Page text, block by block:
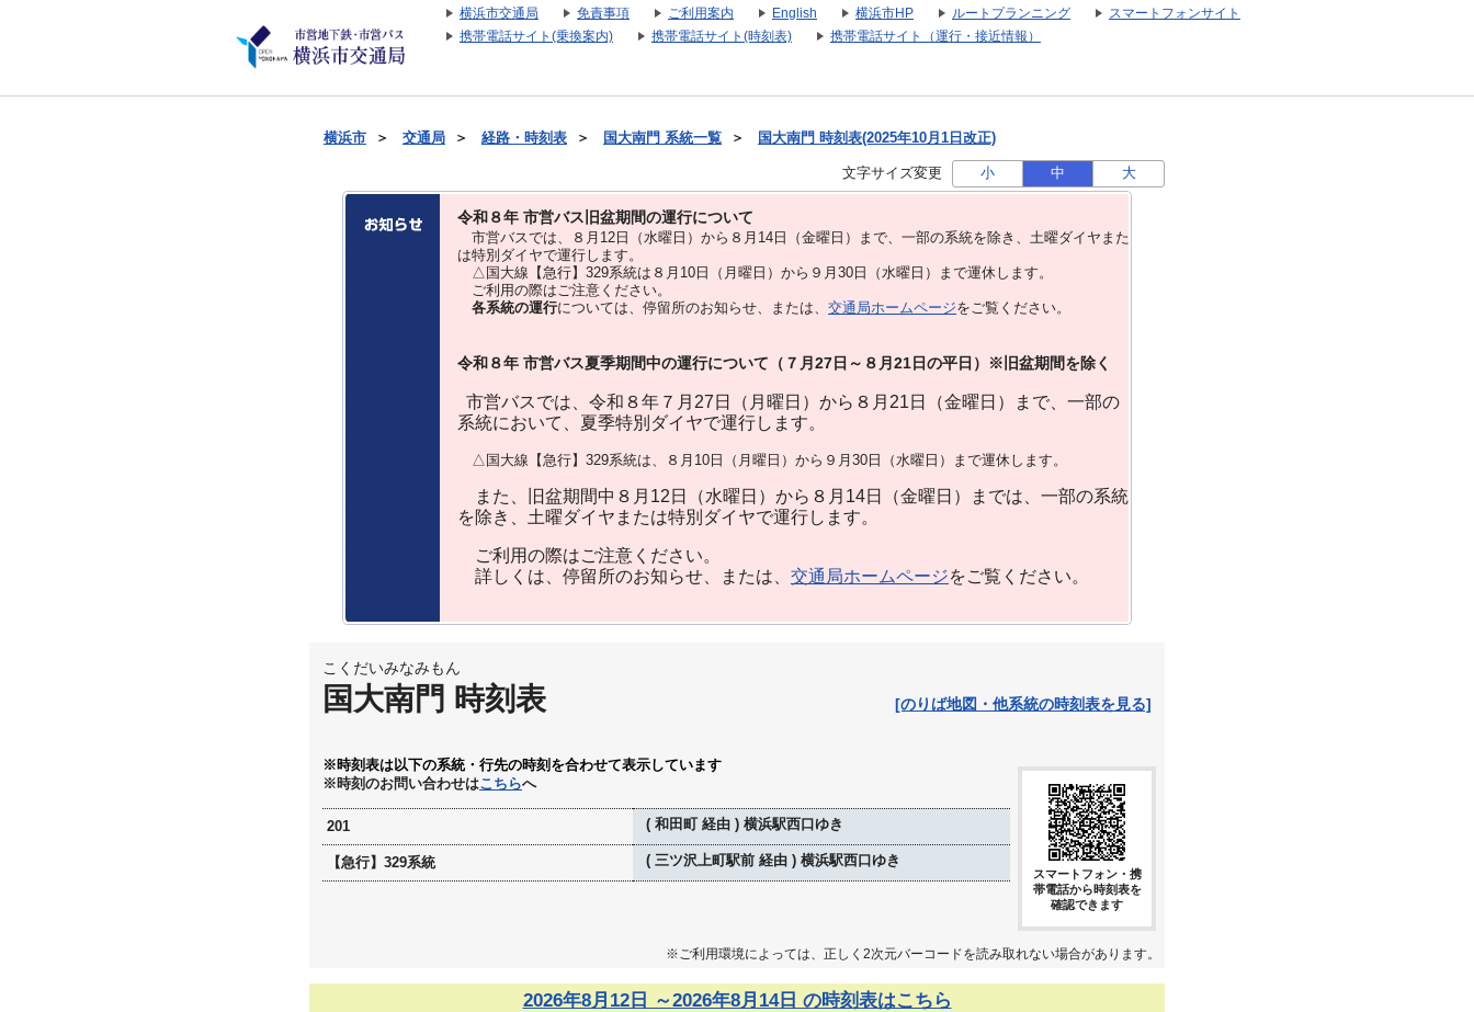
横浜市交通局 免責事項 ご利用案内 English 横浜市HP ルートプランニング
スマートフォンサイト
携帯電話サイト(乗換案内)
携帯電話サイト(時刻表) 携帯電話サイト（運行・接近情報）
横浜市 ＞ 交通局 ＞ 経路・時刻表 ＞ 国大南門 系統一覧 ＞ 国大南門 時刻表(2025年10月1日改正)
文字サイズ変更 小 中 大
令和８年 市営バス旧盆期間の運行について
市営バスでは、８⽉12⽇（水曜日）から８⽉14⽇（金曜日）まで、⼀部の系統を除き、⼟曜ダイヤまた
は特別ダイヤで運⾏します。
△国大線【急行】329系統は８月10日（月曜日）から９月30日（水曜日）まで運休します。
ご利用の際はご注意ください。
各系統の運行については、停留所のお知らせ、または、 交通局ホームページをご覧ください。
令和８年 市営バス夏季期間中の運行について（７月27日～８月21日の平日）※旧盆期間を除く
市営バスでは、令和８年７月27日（月曜日）から８月21日（金曜日）まで、一部の
系統において、夏季特別ダイヤで運行します。
△国大線【急行】329系統は、８月10日（月曜日）から９月30日（水曜日）まで運休します。
また、旧盆期間中８月12日（水曜日）から８月14日（金曜日）までは、一部の系統
を除き、土曜ダイヤまたは特別ダイヤで運行します。
ご利用の際はご注意ください。
詳しくは、停留所のお知らせ、または、 交通局ホームページをご覧ください。
こくだいみなみもん
国大南門 時刻表 [のりば地図・他系統の時刻表を見る]
※時刻表は以下の系統・行先の時刻を合わせて表示しています
※時刻のお問い合わせはこちらへ
201 ( 和田町 経由 ) 横浜駅西口ゆき
【急行】329系統 ( 三ツ沢上町駅前 経由 ) 横浜駅西口ゆき
スマートフォン・携
帯電話から時刻表を
確認できます
※ご利用環境によっては、正しく2次元バーコードを読み取れない場合があります。
2026年8月12日 ～2026年8月14日 の時刻表はこちら